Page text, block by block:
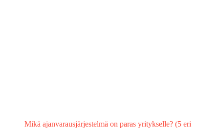
Mikä ajanvarausjärjestelmä on paras yritykselle? (5 eri